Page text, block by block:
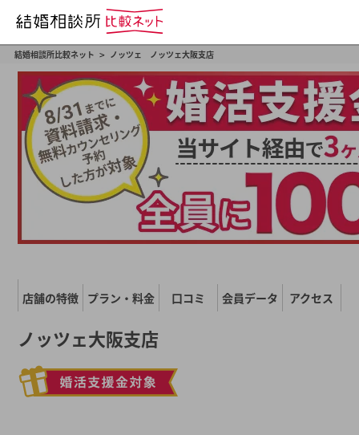
結婚相談所比較ネット > ノッツェ ノッツェ大阪支店
店舗の特徴 プラン・料金 口コミ 会員データ アクセス
ノッツェ大阪支店